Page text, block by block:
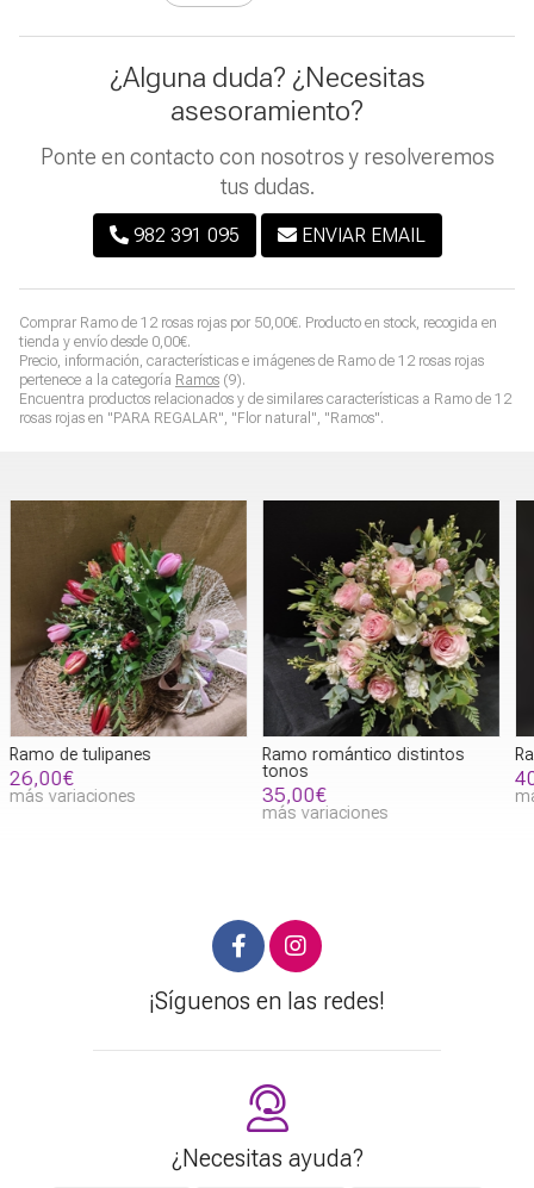
Comprar Ramo de 12 rosas rojas por 50,00€. Producto en stock, recogida en
tienda y envío desde 0,00€.
Precio, información, características e imágenes de Ramo de 12 rosas rojas
pertenece a la categoría Ramos (9).
Encuentra productos relacionados y de similares características a Ramo de 12
rosas rojas en "PARA REGALAR", "Flor natural", "Ramos".
¿Alguna duda? ¿Necesitas
asesoramiento?
Ponte en contacto con nosotros y resolveremos
tus dudas.
982 391 095 ENVIAR EMAIL
Ramo romántico distintos
tonos
35,00€
Ramo variado distintos tonos
40,00€
más variaciones
¡Síguenos en las redes!
¿Necesitas ayuda?